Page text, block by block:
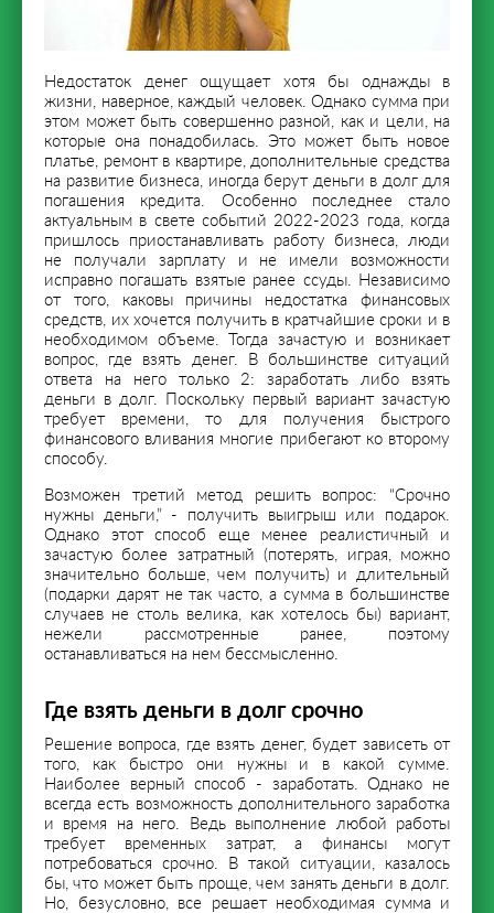
Недостаток денег ощущает хотя бы однажды в
жизни, наверное, каждый человек. Однако сумма при
этом может быть совершенно разной, как и цели, на
которые она понадобилась. Это может быть новое
платье, ремонт в квартире, дополнительные средства
на развитие бизнеса, иногда берут деньги в долг для
погашения кредита. Особенно последнее стало
актуальным в свете событий 2022-2023 года, когда
пришлось приостанавливать работу бизнеса, люди
не получали зарплату и не имели возможности
исправно погашать взятые ранее ссуды. Независимо
от того, каковы причины недостатка финансовых
средств, их хочется получить в кратчайшие сроки и в
необходимом объеме. Тогда зачастую и возникает
вопрос, где взять денег. В большинстве ситуаций
ответа на него только 2: заработать либо взять
деньги в долг. Поскольку первый вариант зачастую
требует времени, то для получения быстрого
финансового вливания многие прибегают ко второму
способу.
Возможен третий метод решить вопрос: “Срочно
нужны деньги,” - получить выигрыш или подарок.
Однако этот способ еще менее реалистичный и
зачастую более затратный (потерять, играя, можно
значительно больше, чем получить) и длительный
(подарки дарят не так часто, а сумма в большинстве
случаев не столь велика, как хотелось бы) вариант,
нежели рассмотренные ранее, поэтому
останавливаться на нем бессмысленно.
Где взять деньги в долг срочно
Решение вопроса, где взять денег, будет зависеть от
того, как быстро они нужны и в какой сумме.
Наиболее верный способ - заработать. Однако не
всегда есть возможность дополнительного заработка
и время на него. Ведь выполнение любой работы
требует временных затрат, а финансы могут
потребоваться срочно. В такой ситуации, казалось
бы, что может быть проще, чем занять деньги в долг.
Но, безусловно, все решает необходимая сумма и